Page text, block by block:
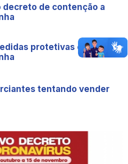
decreto de contenção a
protetivas contra a
tentando vender